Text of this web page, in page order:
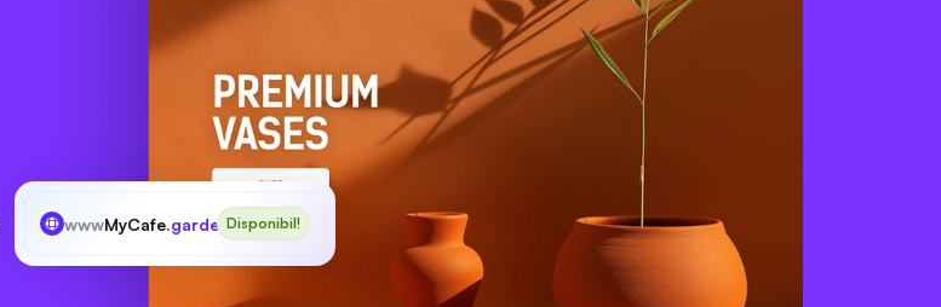
wwwMyCafe.gardenDisponibil!